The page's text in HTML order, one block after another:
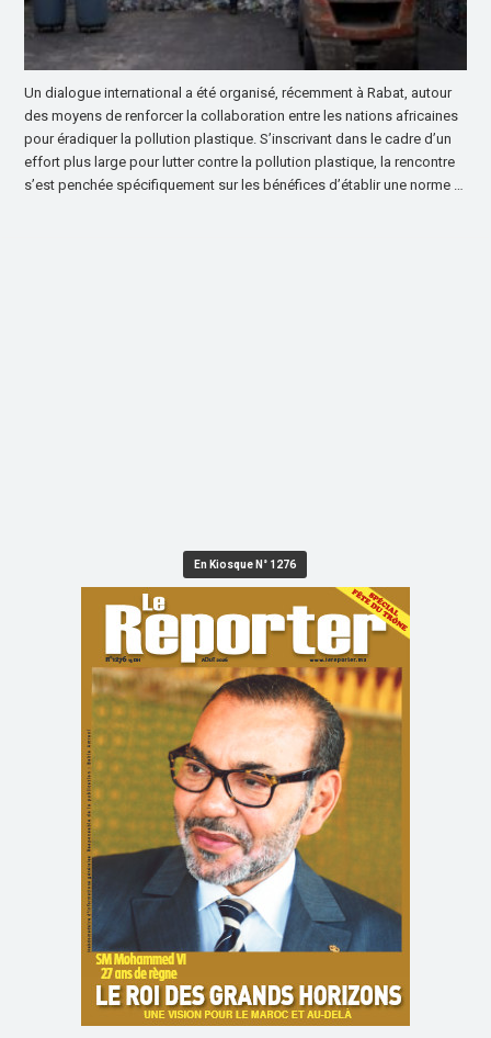
Un dialogue international a été organisé, récemment à Rabat, autour
des moyens de renforcer la collaboration entre les nations africaines
pour éradiquer la pollution plastique. S’inscrivant dans le cadre d’un
effort plus large pour lutter contre la pollution plastique, la rencontre
s’est penchée spécifiquement sur les bénéfices d’établir une norme …
En Kiosque N° 1276